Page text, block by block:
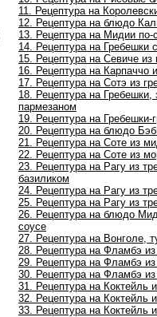
11. Рецептура на
12. Рецептура на блюдо
13. Рецептура на Мидии
14. Рецептура на Гребешки
15. Рецептура на Севиче из
16. Рецептура на Карпаччо
17. Рецептура на Сотэ из
18. Рецептура на Гребешки,
пармезаном
19. Рецептура на
20. Рецептура на блюдо
21. Рецептура на Соте из
22. Рецептура на Соте из
23. Рецептура на Рагу из
базиликом
24. Рецептура на Рагу из
25. Рецептура на Рагу из
26. Рецептура на блюдо
соусе
27. Рецептура на Вонголе,
28. Рецептура на Фламбэ из
29. Рецептура на Фламбэ из
30. Рецептура на Фламбэ из
31. Рецептура на Коктейль
32. Рецептура на Коктейль
33. Рецептура на Коктейль